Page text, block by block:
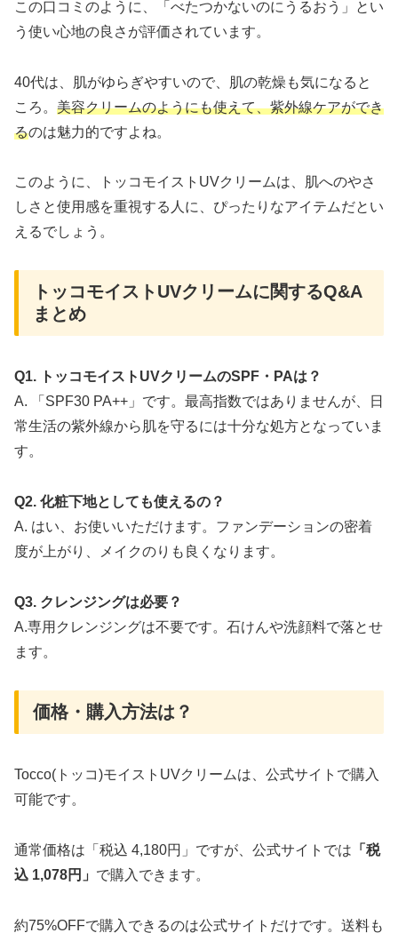
この口コミのように、「べたつかないのにうるおう」とい
う使い心地の良さが評価されています。
40代は、肌がゆらぎやすいので、肌の乾燥も気になると
ころ。 美容クリームのようにも使えて、紫外線ケアができ
るのは魅力的ですよね。
このように、トッコモイストUVクリームは、肌へのやさ
しさと使用感を重視する人に、ぴったりなアイテムだとい
えるでしょう。
トッコモイストUVクリームに関するQ&A
まとめ
Q1. トッコモイストUVクリームのSPF・PAは？
A. 「SPF30 PA++」です。最高指数ではありませんが、日
常生活の紫外線から肌を守るには十分な処方となっていま
す。
Q2. 化粧下地としても使えるの？
A. はい、お使いいただけます。ファンデーションの密着
度が上がり、メイクのりも良くなります。
Q3. クレンジングは必要？
A.専用クレンジングは不要です。石けんや洗顔料で落とせ
ます。
価格・購入方法は？
Tocco(トッコ)モイストUVクリームは、公式サイトで購入
可能です。
通常価格は「税込 4,180円」ですが、公式サイトでは 「税
込 1,078円」 で購入できます。
約75%OFFで購入できるのは公式サイトだけです。送料も